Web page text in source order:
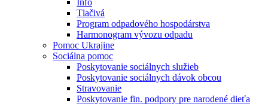
Info
Tlačivá
Program odpadového hospodárstva
Harmonogram vývozu odpadu
Pomoc Ukrajine
Sociálna pomoc
Poskytovanie sociálnych služieb
Poskytovanie sociálnych dávok obcou
Stravovanie
Poskytovanie fin. podpory pre narodené dieťa